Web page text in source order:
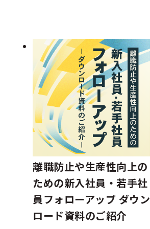
離職防止や生産性向上の
ための新入社員・若手社
員フォローアップ ダウン
ロード資料のご紹介